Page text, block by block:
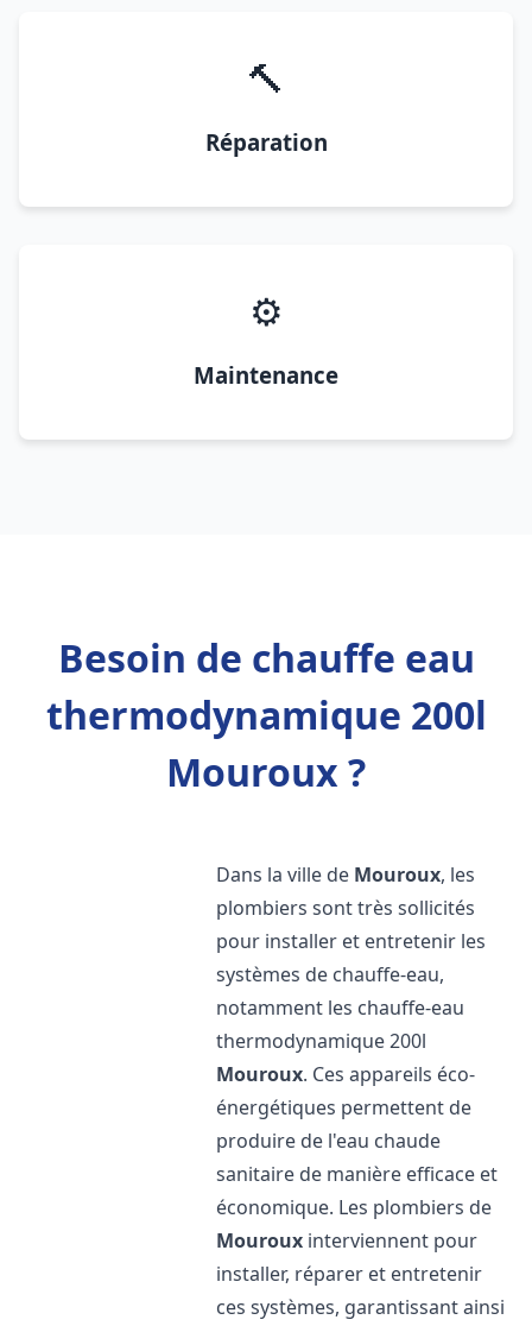
🔨
Réparation
⚙️
Maintenance
Besoin de chauffe eau
thermodynamique 200l
Mouroux ?
Dans la ville de Mouroux, les
plombiers sont très sollicités
pour installer et entretenir les
systèmes de chauffe-eau,
notamment les chauffe-eau
thermodynamique 200l
Mouroux. Ces appareils éco-
énergétiques permettent de
produire de l'eau chaude
sanitaire de manière efficace et
économique. Les plombiers de
Mouroux interviennent pour
installer, réparer et entretenir
ces systèmes, garantissant ainsi